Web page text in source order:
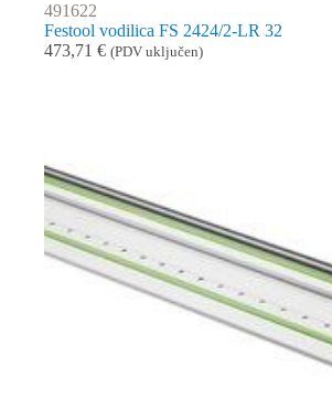
491622
Festool vodilica FS 2424/2-LR 32
473,71 € (PDV uključen)